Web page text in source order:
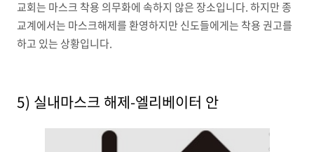
교회는 마스크 착용 의무화에 속하지 않은 장소입니다.하지만 종
교계에서는 마스크해제를 환영하지만 신도들에게는 착용 권고를
하고 있는 상황입니다.
5) 실내마스크 해제-엘리베이터 안